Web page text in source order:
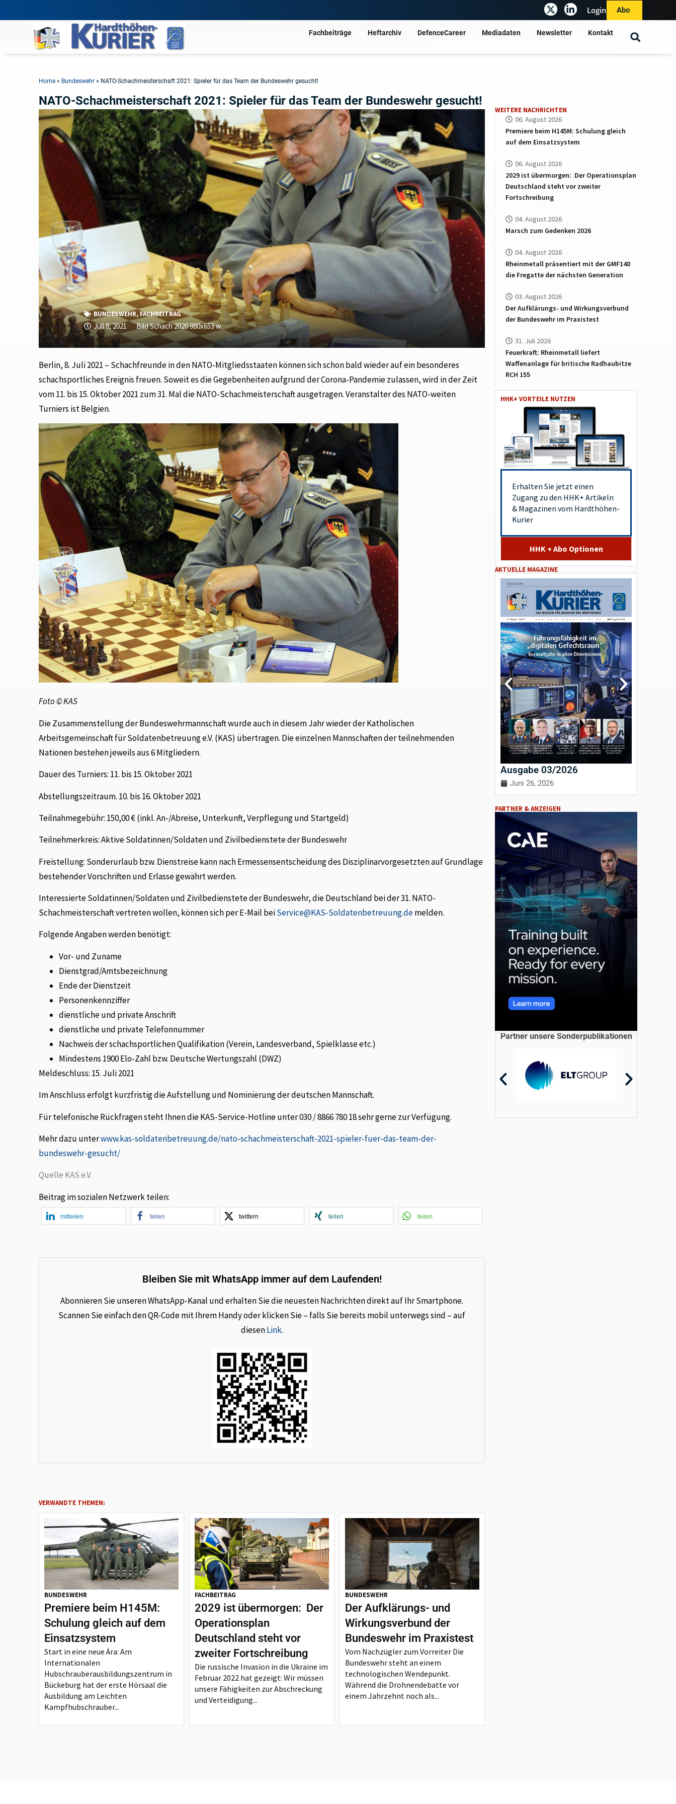
Login Abo
Fachbeiträge Heftarchiv DefenceCareer Mediadaten Newsletter Kontakt
Home » Bundeswehr » NATO-Schachmeisterschaft 2021: Spieler für das Team der Bundeswehr gesucht!
NATO-Schachmeisterschaft 2021: Spieler für das Team der Bundeswehr gesucht!
BUNDESWEHR, FACHBEITRAG
Juli 8, 2021 Bild Schach 2020 980x653 w
Berlin, 8. Juli 2021 – Schachfreunde in den NATO-Mitgliedsstaaten können sich schon bald wieder auf ein besonderes
schachsportliches Ereignis freuen. Soweit es die Gegebenheiten aufgrund der Corona-Pandemie zulassen, wird in der Zeit
vom 11. bis 15. Oktober 2021 zum 31. Mal die NATO-Schachmeisterschaft ausgetragen. Veranstalter des NATO-weiten
Turniers ist Belgien.
Foto © KAS
Die Zusammenstellung der Bundeswehrmannschaft wurde auch in diesem Jahr wieder der Katholischen
Arbeitsgemeinschaft für Soldatenbetreuung e.V. (KAS) übertragen. Die einzelnen Mannschaften der teilnehmenden
Nationen bestehen jeweils aus 6 Mitgliedern.
Dauer des Turniers: 11. bis 15. Oktober 2021
Abstellungszeitraum. 10. bis 16. Oktober 2021
Teilnahmegebühr: 150,00 € (inkl. An-/Abreise, Unterkunft, Verpflegung und Startgeld)
Teilnehmerkreis: Aktive Soldatinnen/Soldaten und Zivilbedienstete der Bundeswehr
Freistellung: Sonderurlaub bzw. Dienstreise kann nach Ermessensentscheidung des Disziplinarvorgesetzten auf Grundlage
bestehender Vorschriften und Erlasse gewährt werden.
Interessierte Soldatinnen/Soldaten und Zivilbedienstete der Bundeswehr, die Deutschland bei der 31. NATO-
Schachmeisterschaft vertreten wollen, können sich per E-Mail beiService@KAS-Soldatenbetreuung.demelden.
Folgende Angaben werden benötigt:
Vor- und Zuname
Dienstgrad/Amtsbezeichnung
Ende der Dienstzeit
Personenkennziffer
dienstliche und private Anschrift
dienstliche und private Telefonnummer
Nachweis der schachsportlichen Qualifikation (Verein, Landesverband, Spielklasse etc.)
Mindestens 1900 Elo-Zahl bzw. Deutsche Wertungszahl (DWZ)
Meldeschluss: 15. Juli 2021
Im Anschluss erfolgt kurzfristig die Aufstellung und Nominierung der deutschen Mannschaft.
Für telefonische Rückfragen steht Ihnen die KAS-Service-Hotline unter 030 / 8866 780 18 sehr gerne zur Verfügung.
Mehr dazu unterwww.kas-soldatenbetreuung.de/nato-schachmeisterschaft-2021-spieler-fuer-das-team-der-
bundeswehr-gesucht/
Quelle KAS e.V.
Beitrag im sozialen Netzwerk teilen:
mitteilen teilen twittern teilen teilen
Bleiben Sie mit WhatsApp immer auf dem Laufenden!
Abonnieren Sie unseren WhatsApp-Kanal und erhalten Sie die neuesten Nachrichten direkt auf Ihr Smartphone.
Scannen Sie einfach den QR-Code mit Ihrem Handy oder klicken Sie – falls Sie bereits mobil unterwegs sind – auf
diesenLink.
VERWANDTE THEMEN:
BUNDESWEHR
Premiere beim H145M:
Schulung gleich auf dem
Einsatzsystem
Start in eine neue Ära: Am
Internationalen
Hubschrauberausbildungszentrum in
Bückeburg hat der erste Hörsaal die
Ausbildung am Leichten
Kampfhubschrauber...
FACHBEITRAG
2029 ist übermorgen: Der
Operationsplan
Deutschland steht vor
zweiter Fortschreibung
Die russische Invasion in die Ukraine im
Februar 2022 hat gezeigt: Wir müssen
unsere Fähigkeiten zur Abschreckung
und Verteidigung...
BUNDESWEHR
Der Aufklärungs- und
Wirkungsverbund der
Bundeswehr im Praxistest
Vom Nachzügler zum Vorreiter Die
Bundeswehr steht an einem
technologischen Wendepunkt.
Während die Drohnendebatte vor
einem Jahrzehnt noch als...
WEITERE NACHRICHTEN
06. August 2026
Premiere beim H145M: Schulung gleich
auf dem Einsatzsystem
06. August 2026
2029 ist übermorgen: Der Operationsplan
Deutschland steht vor zweiter
Fortschreibung
04. August 2026
Marsch zum Gedenken 2026
04. August 2026
Rheinmetall präsentiert mit der GMF140
die Fregatte der nächsten Generation
03. August 2026
Der Aufklärungs- und Wirkungsverbund
der Bundeswehr im Praxistest
31. Juli 2026
Feuerkraft: Rheinmetall liefert
Waffenanlage für britische Radhaubitze
RCH 155
HHK+ VORTEILE NUTZEN
Erhalten Sie jetzt einen
Zugang zu den HHK+ Artikeln
& Magazinen vom Hardthöhen-
Kurier
HHK + Abo Optionen
AKTUELLE MAGAZINE
Ausgabe 03/2026
Juni 26, 2026
PARTNER & ANZEIGEN
Partner unsere Sonderpublikationen